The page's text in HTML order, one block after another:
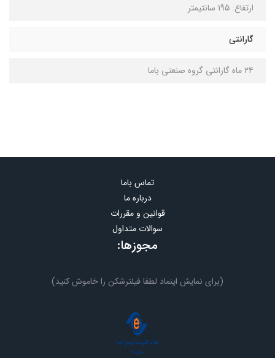
ارتفاع: 195 سانتیمتر
گارانتی
۲۴ ماه گارانتی گروه صنعتی باما
تماس باما
درباره ما
قوانین و مقررات
سوالات متداول
مجوزها:
(برای نمایش اینماد لطفا فیلترشکن را خاموش کنید)